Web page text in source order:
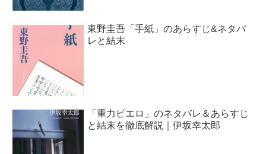
東野圭吾「手紙」のあらすじ&ネタバ
レと結末
「重力ピエロ」のネタバレ＆あらすじ
と結末を徹底解説｜伊坂幸太郎